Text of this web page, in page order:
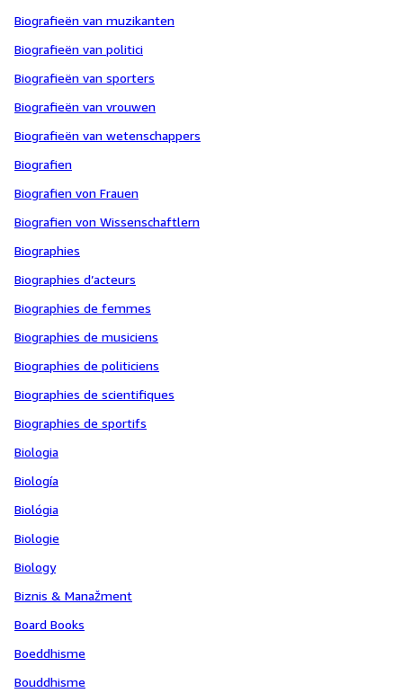
Biografieën van muzikanten
Biografieën van politici
Biografieën van sporters
Biografieën van vrouwen
Biografieën van wetenschappers
Biografien
Biografien von Frauen
Biografien von Wissenschaftlern
Biographies
Biographies d’acteurs
Biographies de femmes
Biographies de musiciens
Biographies de politiciens
Biographies de scientifiques
Biographies de sportifs
Biologia
Biología
Biológia
Biologie
Biology
Biznis & Manažment
Board Books
Boeddhisme
Bouddhisme